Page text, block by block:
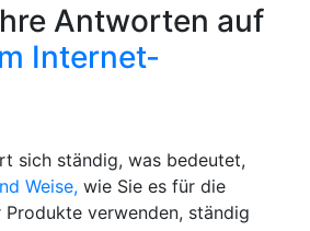
Antworten auf
Internet-
sich ständig, was bedeutet,
Weise, wie Sie es für die
Produkte verwenden, ständig